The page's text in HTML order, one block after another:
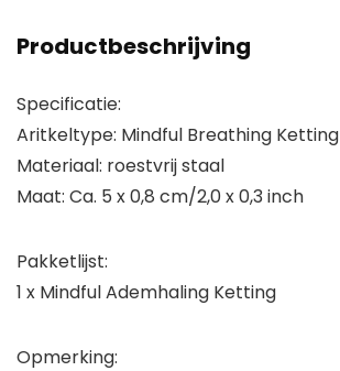
Productbeschrijving
Specificatie:
Aritkeltype: Mindful Breathing Ketting
Materiaal: roestvrij staal
Maat: Ca. 5 x 0,8 cm/2,0 x 0,3 inch
Pakketlijst:
1 x Mindful Ademhaling Ketting
Opmerking: